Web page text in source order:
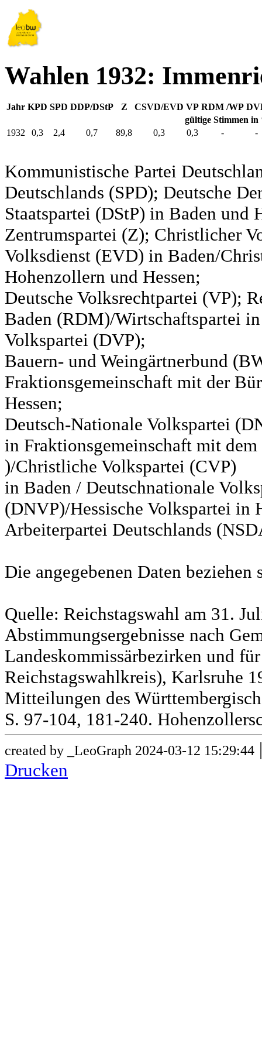
Wahlen 1932:
Jahr KPD SPD DDP/DStP Z CSVD/EVD VP RDM /WP
gültige Stimmen in
1932
0,3 2,4 0,7 89,8 0,3 0,3 - -
Kommunistische Partei
Deutschlands (SPD); Deutsche
Staatspartei (DStP) in Baden und
Zentrumspartei (Z); Christlicher
Volksdienst (EVD) in Baden/
Hohenzollern und Hessen;
Deutsche Volksrechtpartei (VP);
Baden (RDM)/Wirtschaftspartei
Volkspartei (DVP);
Bauern- und Weingärtnerbund
Fraktionsgemeinschaft mit der
Hessen;
Deutsch-Nationale Volkspartei
in Fraktionsgemeinschaft mit
)/Christliche Volkspartei (CVP)
in Baden / Deutschnationale
(DNVP)/Hessische Volkspartei in
Arbeiterpartei Deutschlands
Die angegebenen Daten
Quelle: Reichstagswahl am 31.
Abstimmungsergebnisse nach
Landeskommissärbezirken und
Reichstagswahlkreis), Karlsruhe
Mitteilungen des
S. 97-104, 181-240.
created by _LeoGraph 2024-03-12 15:29:44
Drucken